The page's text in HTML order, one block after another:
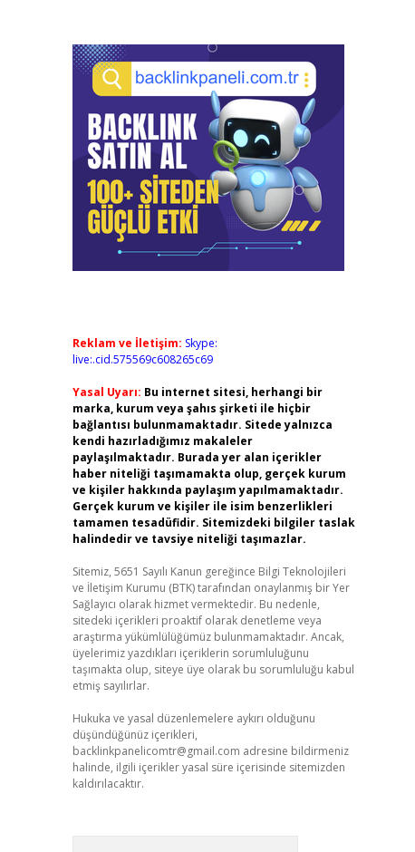
Reklam ve İletişim: Skype:
live:.cid.575569c608265c69
Yasal Uyarı: Bu internet sitesi, herhangi bir
marka, kurum veya şahıs şirketi ile hiçbir
bağlantısı bulunmamaktadır. Sitede yalnızca
kendi hazırladığımız makaleler
paylaşılmaktadır. Burada yer alan içerikler
haber niteliği taşımamakta olup, gerçek kurum
ve kişiler hakkında paylaşım yapılmamaktadır.
Gerçek kurum ve kişiler ile isim benzerlikleri
tamamen tesadüfidir. Sitemizdeki bilgiler taslak
halindedir ve tavsiye niteliği taşımazlar.
Sitemiz, 5651 Sayılı Kanun gereğince Bilgi Teknolojileri
ve İletişim Kurumu (BTK) tarafından onaylanmış bir Yer
Sağlayıcı olarak hizmet vermektedir. Bu nedenle,
sitedeki içerikleri proaktif olarak denetleme veya
araştırma yükümlülüğümüz bulunmamaktadır. Ancak,
üyelerimiz yazdıkları içeriklerin sorumluluğunu
taşımakta olup, siteye üye olarak bu sorumluluğu kabul
etmiş sayılırlar.
Hukuka ve yasal düzenlemelere aykırı olduğunu
düşündüğünüz içerikleri,
backlinkpanelicomtr@gmail.com adresine bildirmeniz
halinde, ilgili içerikler yasal süre içerisinde sitemizden
kaldırılacaktır.